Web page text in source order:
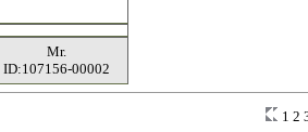
Mr.
ID:107156-00002
1 2